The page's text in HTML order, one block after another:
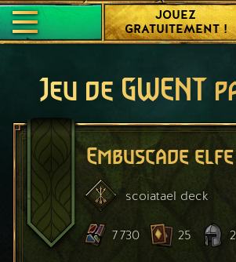
JOUEZ
GRATUITEMENT !
Jeu de GWENT
Embuscade elfe
scoiatael deck
7 730 25